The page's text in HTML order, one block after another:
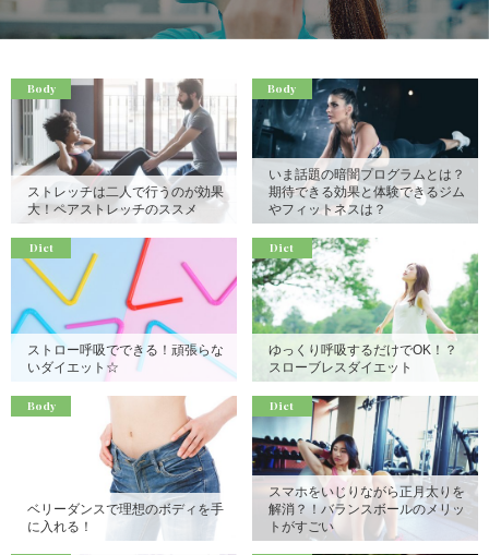
Body
ストレッチは二人で行うのが効果
大！ペアストレッチのススメ
Body
いま話題の暗闇プログラムとは？
期待できる効果と体験できるジム
やフィットネスは？
Diet
ストロー呼吸でできる！頑張らな
いダイエット☆
Diet
ゆっくり呼吸するだけでOK！？
スローブレスダイエット
Body
ベリーダンスで理想のボディを手
に入れる！
Diet
スマホをいじりながら正月太りを
解消？！バランスボールのメリッ
トがすごい